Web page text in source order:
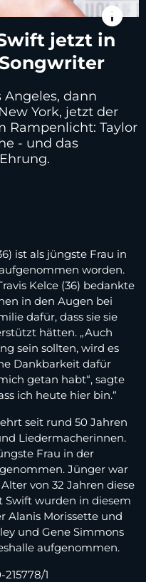
info
jetzt in
dann
York, jetzt der
Rampenlicht: Taylor
- und das
ist als jüngste Frau in
worden.
Kelce (36) bedankte
in den Augen bei
dafür, dass sie sie
hätten. „Auch
sein sollten, wird es
Dankbarkeit dafür
getan habt“, sagte
ich heute hier bin.“
seit rund 50 Jahren
Liedermacherinnen.
Frau in der
Jünger war
von 32 Jahren diese
Swift wurden in diesem
Alanis Morissette und
und Gene Simmons
aufgenommen.
1